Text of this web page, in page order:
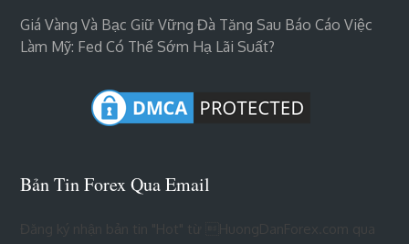
Giá Vàng Và Bạc Giữ Vững Đà Tăng Sau Báo Cáo Việc
Làm Mỹ: Fed Có Thể Sớm Hạ Lãi Suất?
Bản Tin Forex Qua Email
Đăng ký nhận bản tin "Hot" từ HuongDanForex.com qua